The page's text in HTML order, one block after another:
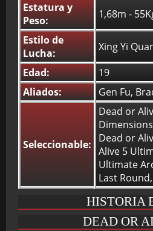
Estatura y
Peso:
1,68m -
Estilo de
Lucha:
Xing Yi
Edad:
19
Aliados:
Gen Fu,
Seleccionable:
Dead or
Dead or
Alive 5
Ultimate
Last
HISTORIA
DEAD OR